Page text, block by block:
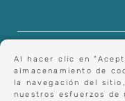
Al hacer clic en
almacenamiento de
la navegación del
nuestros esfuerzos de